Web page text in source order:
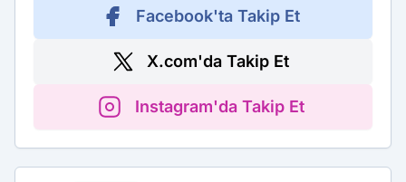
Facebook'ta Takip Et
X.com'da Takip Et
Instagram'da Takip Et